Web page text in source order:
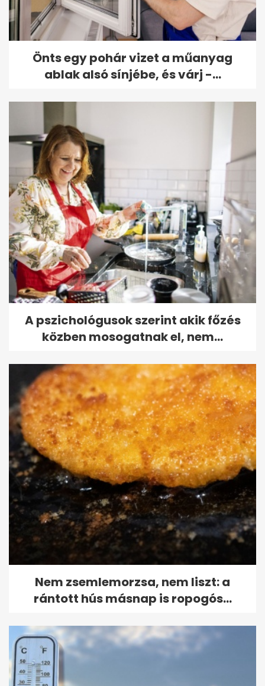
Önts egy pohár vizet a műanyag
ablak alsó sínjébe, és várj -...
A pszichológusok szerint akik főzés
közben mosogatnak el, nem...
Nem zsemlemorzsa, nem liszt: a
rántott hús másnap is ropogós...